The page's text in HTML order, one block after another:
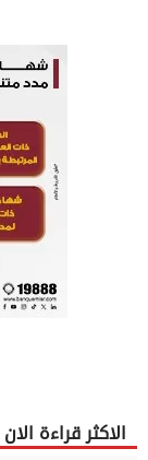
الاكثر قراءة الان